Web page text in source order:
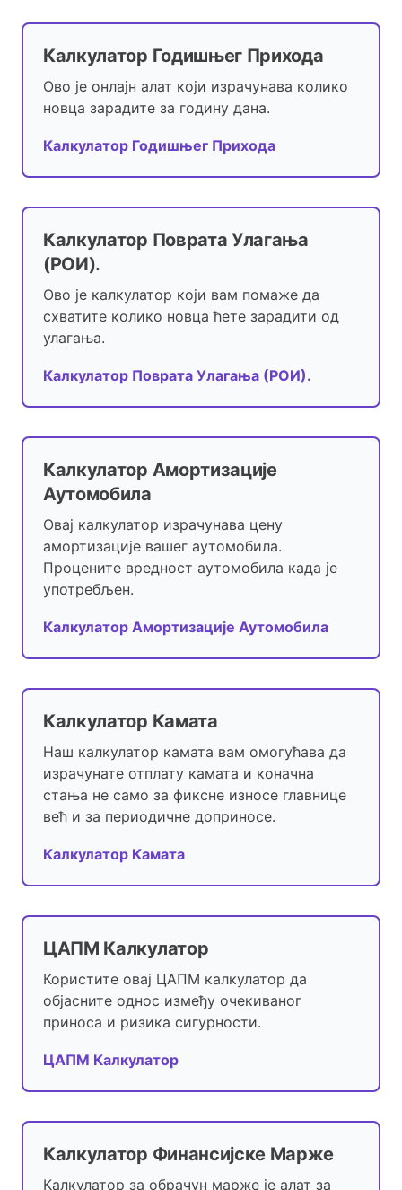
Калкулатор Годишњег Прихода
Ово је онлајн алат који израчунава колико
новца зарадите за годину дана.
Калкулатор Годишњег Прихода
Калкулатор Поврата Улагања
(РОИ).
Ово је калкулатор који вам помаже да
схватите колико новца ћете зарадити од
улагања.
Калкулатор Поврата Улагања (РОИ).
Калкулатор Амортизације
Аутомобила
Овај калкулатор израчунава цену
амортизације вашег аутомобила.
Процените вредност аутомобила када је
употребљен.
Калкулатор Амортизације Аутомобила
Калкулатор Камата
Наш калкулатор камата вам омогућава да
израчунате отплату камата и коначна
стања не само за фиксне износе главнице
већ и за периодичне доприносе.
Калкулатор Камата
ЦАПМ Калкулатор
Користите овај ЦАПМ калкулатор да
објасните однос између очекиваног
приноса и ризика сигурности.
ЦАПМ Калкулатор
Калкулатор Финансијске Марже
Калкулатор за обрачун марже је алат за